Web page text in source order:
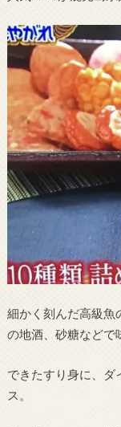
細かく刻んだ高級魚
の地酒、砂糖などで
できたすり身に、ダ
ス。